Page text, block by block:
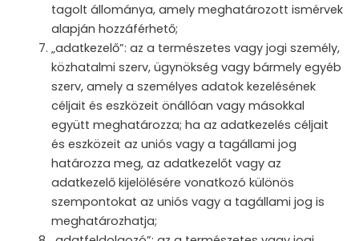
tagolt állománya, amely meghatározott ismérvek
alapján hozzáférhető;
„adatkezelő”: az a természetes vagy jogi személy,
közhatalmi szerv, ügynökség vagy bármely egyéb
szerv, amely a személyes adatok kezelésének
céljait és eszközeit önállóan vagy másokkal
együtt meghatározza; ha az adatkezelés céljait
és eszközeit az uniós vagy a tagállami jog
határozza meg, az adatkezelőt vagy az
adatkezelő kijelölésére vonatkozó különös
szempontokat az uniós vagy a tagállami jog is
meghatározhatja;